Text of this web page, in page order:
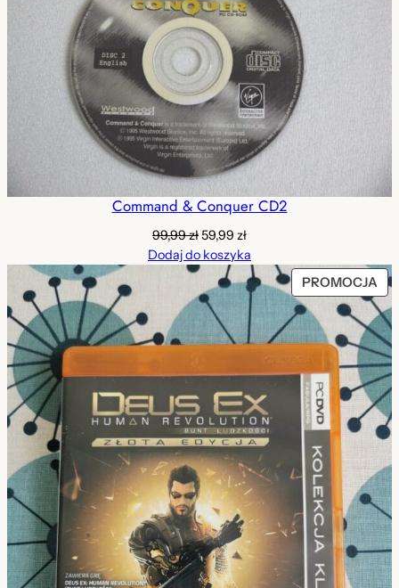
Command & Conquer CD2
99,99złPierwotna
cena
wynosiła:
99,99 zł.
59,99 złAktualna
cena
wynosi:
59,99 zł.
Dodaj do koszyka
PROMOCJA
W